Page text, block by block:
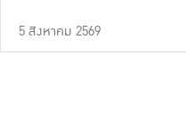
5 สิงหาคม 2569